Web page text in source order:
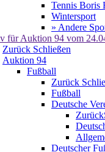
Tennis Boris
Wintersport
» Andere
für Auktion 94 vom
Zurück Schließen
Auktion 94
Fußball
Zurück
Fußball
Deutsche
Zurück
Deutscher